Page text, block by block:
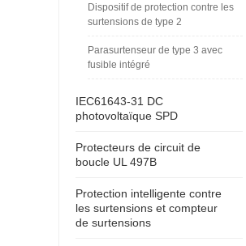
Dispositif de protection contre les
surtensions de type 2
Parasurtenseur de type 3 avec
fusible intégré
IEC61643-31 DC
photovoltaïque SPD
Protecteurs de circuit de
boucle UL 497B
Protection intelligente contre
les surtensions et compteur
de surtensions